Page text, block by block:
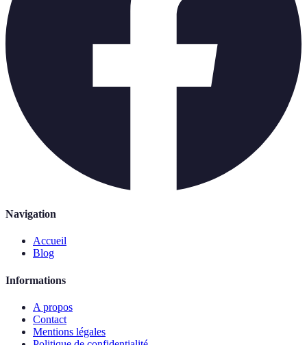
Navigation
Accueil
Blog
Informations
A propos
Contact
Mentions légales